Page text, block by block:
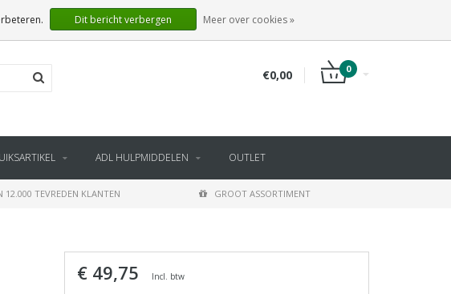
INLOGGEN
NL
€0,00 0
ADL HULPMIDDELEN OUTLET
12.000 TEVREDEN KLANTEN GROOT ASSORTIMENT
€ 49,75 Incl. btw
Dit bericht verbergen Meer over cookies »